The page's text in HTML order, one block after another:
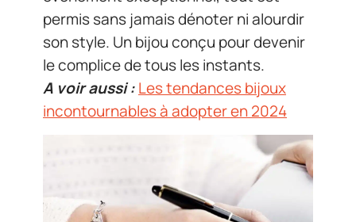
permis sans jamais dénoter ni alourdir
son style. Un bijou conçu pour devenir
le complice de tous les instants.
A voir aussi :Les tendances bijoux
incontournables à adopter en 2024